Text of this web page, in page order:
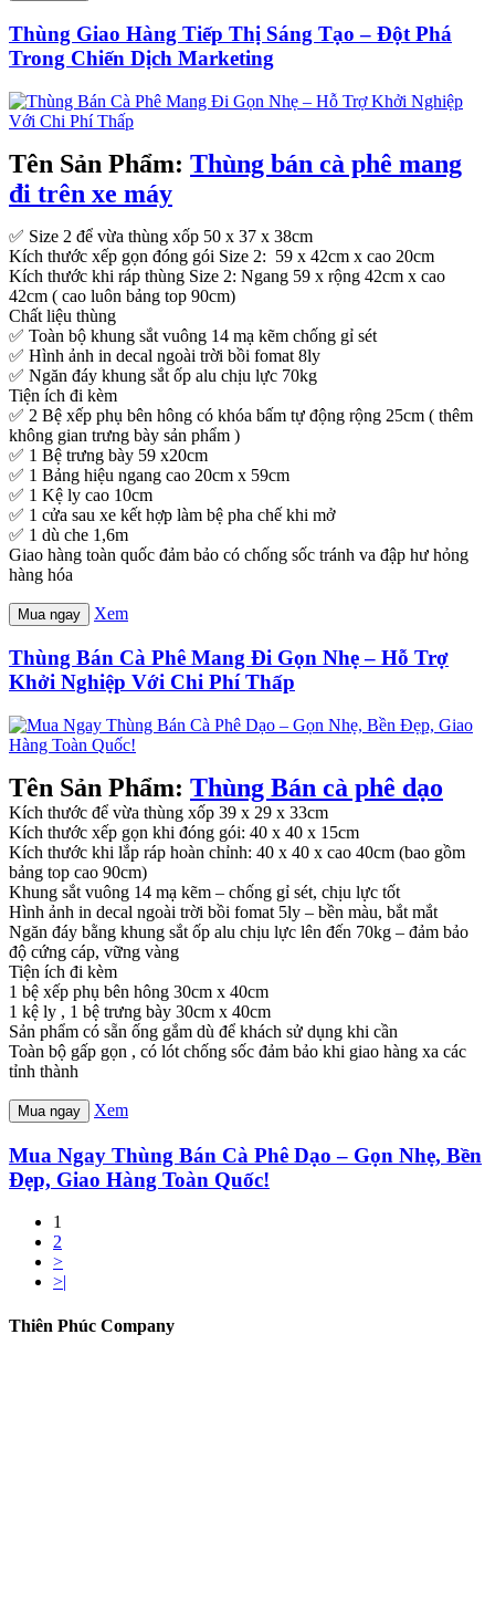
Thùng Giao Hàng Tiếp Thị Sáng Tạo – Đột Phá
Trong Chiến Dịch Marketing
Tên Sản Phẩm: Thùng bán cà phê mang
đi trên xe máy
✅ Size 2 để vừa thùng xốp 50 x 37 x 38cm
Kích thước xếp gọn đóng gói Size 2: 59 x 42cm x cao 20cm
Kích thước khi ráp thùng Size 2: Ngang 59 x rộng 42cm x cao
42cm ( cao luôn bảng top 90cm)
Chất liệu thùng
✅ Toàn bộ khung sắt vuông 14 mạ kẽm chống gỉ sét
✅ Hình ảnh in decal ngoài trời bồi fomat 8ly
✅ Ngăn đáy khung sắt ốp alu chịu lực 70kg
Tiện ích đi kèm
✅ 2 Bệ xếp phụ bên hông có khóa bấm tự động rộng 25cm ( thêm
không gian trưng bày sản phẩm )
✅ 1 Bệ trưng bày 59 x20cm
✅ 1 Bảng hiệu ngang cao 20cm x 59cm
✅ 1 Kệ ly cao 10cm
✅ 1 cửa sau xe kết hợp làm bệ pha chế khi mở
✅ 1 dù che 1,6m
Giao hàng toàn quốc đảm bảo có chống sốc tránh va đập hư hỏng
hàng hóa
Mua ngay Xem
Thùng Bán Cà Phê Mang Đi Gọn Nhẹ – Hỗ Trợ
Khởi Nghiệp Với Chi Phí Thấp
Tên Sản Phẩm: Thùng Bán cà phê dạo
Kích thước để vừa thùng xốp 39 x 29 x 33cm
Kích thước xếp gọn khi đóng gói: 40 x 40 x 15cm
Kích thước khi lắp ráp hoàn chỉnh: 40 x 40 x cao 40cm (bao gồm
bảng top cao 90cm)
Khung sắt vuông 14 mạ kẽm – chống gỉ sét, chịu lực tốt
Hình ảnh in decal ngoài trời bồi fomat 5ly – bền màu, bắt mắt
Ngăn đáy bằng khung sắt ốp alu chịu lực lên đến 70kg – đảm bảo
độ cứng cáp, vững vàng
Tiện ích đi kèm
1 bệ xếp phụ bên hông 30cm x 40cm
1 kệ ly , 1 bệ trưng bày 30cm x 40cm
Sản phẩm có sẵn ống gắm dù để khách sử dụng khi cần
Toàn bộ gấp gọn , có lót chống sốc đảm bảo khi giao hàng xa các
tỉnh thành
Mua ngay Xem
Mua Ngay Thùng Bán Cà Phê Dạo – Gọn Nhẹ, Bền
Đẹp, Giao Hàng Toàn Quốc!
1
2
>
>|
Thiên Phúc Company